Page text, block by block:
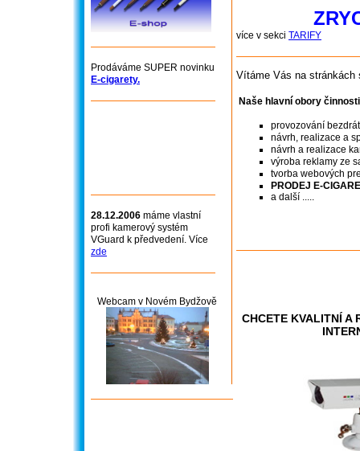
Prodáváme SUPER novinku
E-cigarety.
28.12.2006 máme vlastní
profi kamerový systém
VGuard k předvedení. Více
zde
Webcam v Novém Bydžově
více v sekci TARIFY
Vítáme Vás na stránkách
Naše hlavní obory
provozování
návrh, realizace a
návrh a realizace
výroba reklamy ze
tvorba webových
PRODEJ E-
a další .....
CHCETE KVALITNÍ A